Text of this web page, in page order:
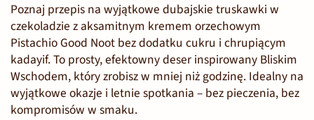
Poznaj przepis na wyjątkowe dubajskie truskawki w
czekoladzie z aksamitnym kremem orzechowym
Pistachio Good Noot bez dodatku cukru i chrupiącym
kadayif. To prosty, efektowny deser inspirowany Bliskim
Wschodem, który zrobisz w mniej niż godzinę. Idealny na
wyjątkowe okazje i letnie spotkania – bez pieczenia, bez
kompromisów w smaku.